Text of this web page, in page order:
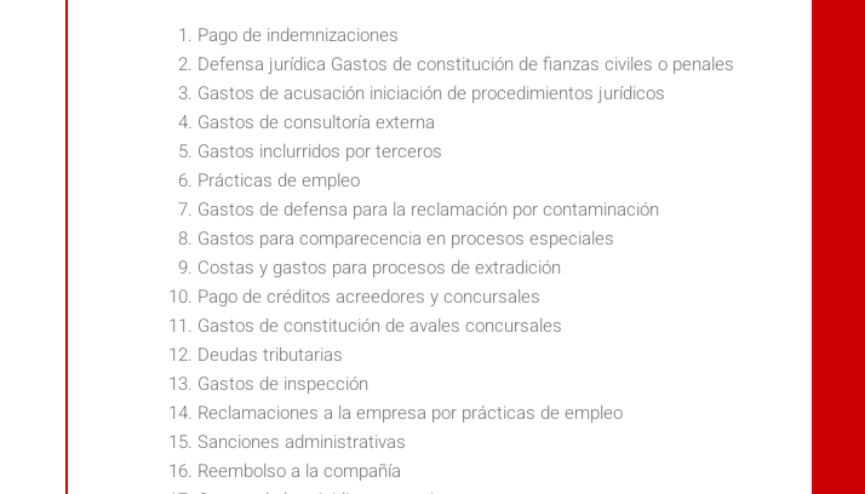
Pago de indemnizaciones
Defensa jurídica Gastos de constitución de fianzas civiles o penales
Gastos de acusación iniciación de procedimientos jurídicos
Gastos de consultoría externa
Gastos inclurridos por terceros
Prácticas de empleo
Gastos de defensa para la reclamación por contaminación
Gastos para comparecencia en procesos especiales
Costas y gastos para procesos de extradición
Pago de créditos acreedores y concursales
Gastos de constitución de avales concursales
Deudas tributarias
Gastos de inspección
Reclamaciones a la empresa por prácticas de empleo
Sanciones administrativas
Reembolso a la compañía